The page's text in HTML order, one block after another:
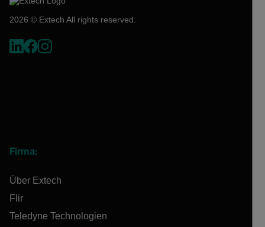
2026 © Extech All rights reserved.
Firma:
Über Extech
Flir
Teledyne Technologien